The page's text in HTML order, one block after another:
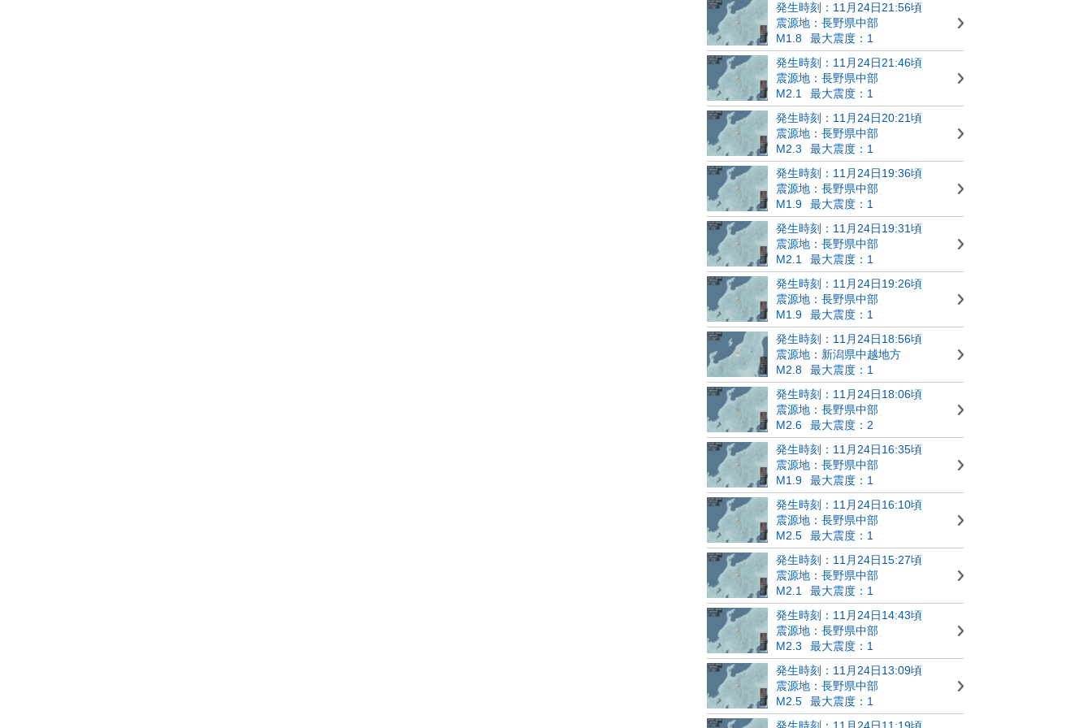
発生時刻：11月24日21:56頃
震源地：長野県中部
M1.8
最大震度：1
発生時刻：11月24日21:46頃
震源地：長野県中部
M2.1
最大震度：1
発生時刻：11月24日20:21頃
震源地：長野県中部
M2.3
最大震度：1
発生時刻：11月24日19:36頃
震源地：長野県中部
M1.9
最大震度：1
発生時刻：11月24日19:31頃
震源地：長野県中部
M2.1
最大震度：1
発生時刻：11月24日19:26頃
震源地：長野県中部
M1.9
最大震度：1
発生時刻：11月24日18:56頃
震源地：新潟県中越地方
M2.8
最大震度：1
発生時刻：11月24日18:06頃
震源地：長野県中部
M2.6
最大震度：2
発生時刻：11月24日16:35頃
震源地：長野県中部
M1.9
最大震度：1
発生時刻：11月24日16:10頃
震源地：長野県中部
M2.5
最大震度：1
発生時刻：11月24日15:27頃
震源地：長野県中部
M2.1
最大震度：1
発生時刻：11月24日14:43頃
震源地：長野県中部
M2.3
最大震度：1
発生時刻：11月24日13:09頃
震源地：長野県中部
M2.5
最大震度：1
発生時刻：11月24日11:19頃